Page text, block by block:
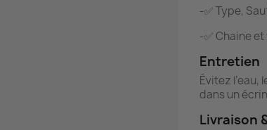
-✅ Type,
-✅ Chaine
Entretien
Évitez
dans un
Livraison